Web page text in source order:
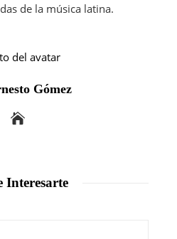
de la música latina.
Gómez
Interesarte